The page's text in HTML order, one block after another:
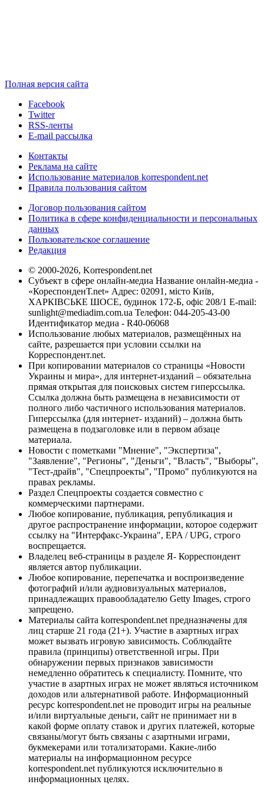
Полная версия сайта
Facebook
Twitter
RSS-ленты
E-mail рассылка
Контакты
Реклама на сайте
Использование материалов korrespondent.net
Правила пользования сайтом
Договор пользования сайтом
Политика в сфере конфиденциальности и персональных
данных
Пользовательское соглашение
Редакция
© 2000-2026, Korrespondent.net
Субъект в сфере онлайн-медиа Название онлайн-медиа -
«КореспонденТ.net» Адрес: 02091, місто Київ,
ХАРКІВСЬКЕ ШОСЕ, будинок 172-Б, офіс 208/1 E-mail:
sunlight@mediadim.com.ua Телефон: 044-205-43-00
Идентификатор медиа - R40-06068
Использование любых материалов, размещённых на
сайте, разрешается при условии ссылки на
Корреспондент.net.
При копировании материалов со страницы «Новости
Украины и мира», для интернет-изданий – обязательна
прямая открытая для поисковых систем гиперссылка.
Ссылка должна быть размещена в независимости от
полного либо частичного использования материалов.
Гиперссылка (для интернет- изданий) – должна быть
размещена в подзаголовке или в первом абзаце
материала.
Новости с пометками "Мнение", "Экспертиза",
"Заявление", "Регионы", "Деньги", "Власть", "Выборы",
"Тест-драйв", "Спецпроекты", "Промо" публикуются на
правах рекламы.
Раздел Спецпроекты создается совместно с
коммерческими партнерами.
Любое копирование, публикация, републикация и
другое распространение информации, которое содержит
ссылку на "Интерфакс-Украина", EPA / UPG, строго
воспрещается.
Владелец веб-страницы в разделе Я- Корреспондент
является автор публикации.
Любое копирование, перепечатка и воспроизведение
фотографий и/или аудиовизуальных материалов,
принадлежащих правообладателю Getty Images, строго
запрещено.
Материалы сайта korrespondent.net предназначены для
лиц старше 21 года (21+). Участие в азартных играх
может вызвать игровую зависимость. Соблюдайте
правила (принципы) ответственной игры. При
обнаружении первых признаков зависимости
немедленно обратитесь к специалисту. Помните, что
участие в азартных играх не может являться источником
доходов или альтернативой работе. Информационный
ресурс korrespondent.net не проводит игры на реальные
и/или виртуальные деньги, сайт не принимает ни в
какой форме оплату ставок и других платежей, которые
связаны/могут быть связаны с азартными играми,
букмекерами или тотализаторами. Какие-либо
материалы на информационном ресурсе
korrespondent.net публикуются исключительно в
информационных целях.